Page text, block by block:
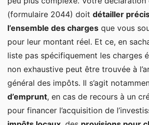
(formulaire 2044) doit détailler
l’ensemble des charges que vous
pour leur montant réel. Et ce, en
liste pas spécifiquement les charges
non exhaustive peut être trouvée à
général des impôts. Il s’agit
d’emprunt, en cas de recours à un
pour financer l’acquisition de